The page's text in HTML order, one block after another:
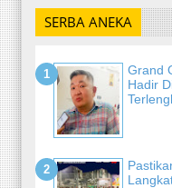
SERBA ANEKA
Grand
Hadir